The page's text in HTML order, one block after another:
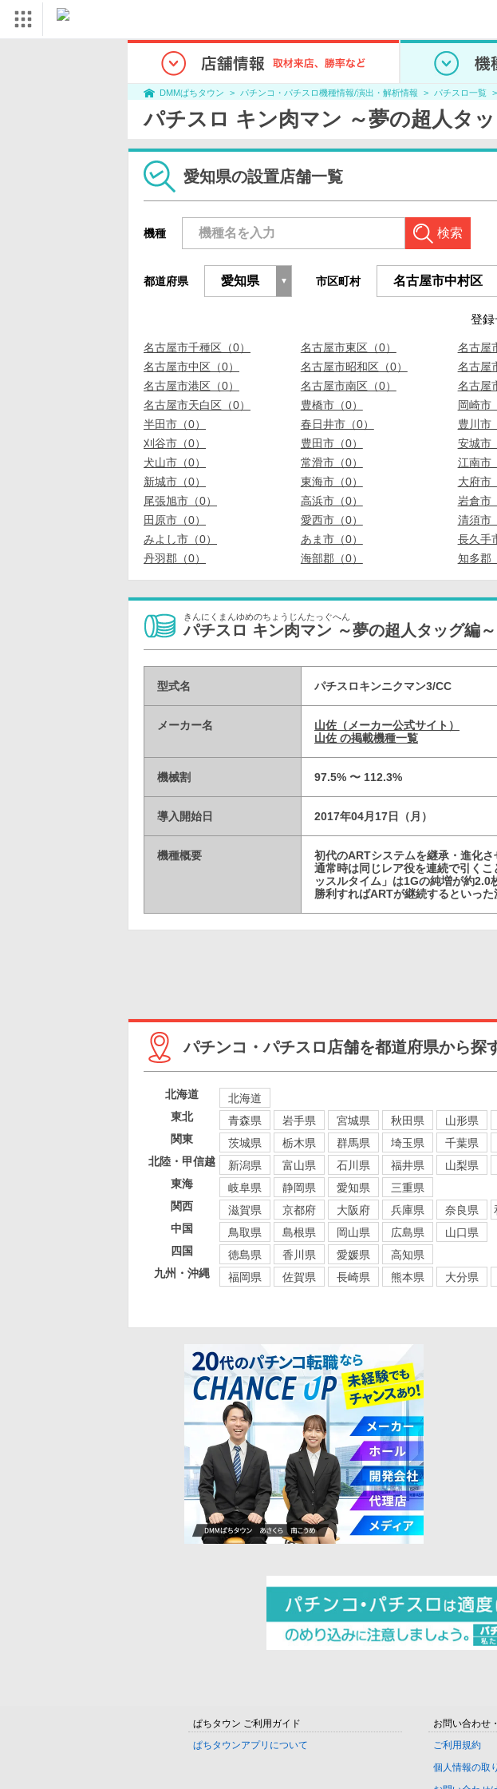
DMMぱちタウン パチンコ・パチスロ機種情報/演出・解析情報 パチスロ一覧
パチスロ キン肉マン ～夢の超人タ
愛知県の設置店舗一覧
機種 検索
都道府県 市区町村
登録
名古屋市千種区（0） 名古屋市東区（0） 名古屋
名古屋市中区（0）
名古屋市昭和区（0） 名古屋
名古屋市港区（0）
名古屋市南区（0） 名古屋
名古屋市天白区（0）
豊橋市（0） 岡崎市
半田市（0）
春日井市（0） 豊川市
刈谷市（0）
豊田市（0） 安城市
犬山市（0）
常滑市（0） 江南市
新城市（0）
東海市（0） 大府市
尾張旭市（0）
高浜市（0） 岩倉市
田原市（0）
愛西市（0） 清須市
みよし市（0）
あま市（0） 長久手
丹羽郡（0）
海部郡（0） 知多郡
きんにくまんゆめのちょうじんたっぐへん
パチスロ キン肉マン ～夢の超人タッグ編～
型式名 パチスロキンニクマン3/CC
メーカー名
山佐（メーカー公式サイト）
山佐 の掲載機種一覧
機械割 97.5% 〜 112.3%
導入開始日 2017年04月17日（月）
機種概要
初代のARTシステムを継承・進化さ
通常時は同じレア役を連続で引く
ッスルタイム」は1Gの純増が約
勝利すればARTが継続するといっ
パチンコ・パチスロ店舗を都道府県から探
北海道
北海道
東北
青森県 岩手県 宮城県 秋田県 山形県
関東
茨城県 栃木県 群馬県 埼玉県 千葉県
北陸・甲信越
新潟県 富山県 石川県 福井県 山梨県
東海
岐阜県 静岡県 愛知県
三重県
関西
滋賀県 京都府 大阪府 兵庫県 奈良県
中国
鳥取県 島根県 岡山県 広島県
山口県
四国
徳島県 香川県 愛媛県
高知県
九州・沖縄
福岡県 佐賀県 長崎県 熊本県 大分県
ぱちタウン ご利用ガイド
ぱちタウンアプリについて
お問い合わせ
ご利用規約
個人情報の取